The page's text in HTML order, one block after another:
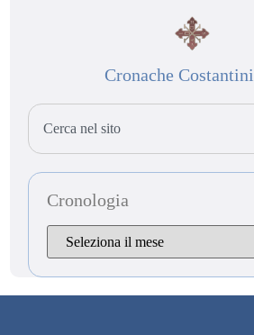
Cronache
Cronologia